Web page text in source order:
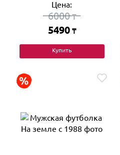
Цена:
6000₸
5490 ₸
Купить